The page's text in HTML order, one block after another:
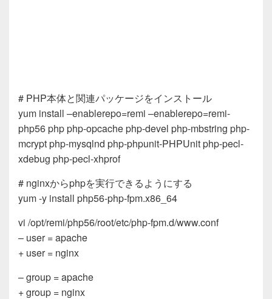
# PHP本体と関連パッケージをインストール
yum install –enablerepo=remi –enablerepo=remi-
php56 php php-opcache php-devel php-mbstring php-
mcrypt php-mysqlnd php-phpunit-PHPUnit php-pecl-
xdebug php-pecl-xhprof
# nginxからphpを実行できるようにする
yum -y install php56-php-fpm.x86_64
vi /opt/remi/php56/root/etc/php-fpm.d/www.conf
– user = apache
+ user = nginx
– group = apache
+ group = nginx